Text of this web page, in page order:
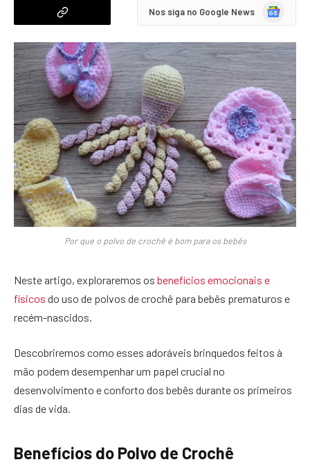
Nos siga no Google News
Google
Por que o polvo de crochê é bom para os bebês
Neste artigo, exploraremos os benefícios emocionais e
físicos do uso de polvos de crochê para bebês prematuros e
recém-nascidos.
Descobriremos como esses adoráveis brinquedos feitos à
mão podem desempenhar um papel crucial no
desenvolvimento e conforto dos bebês durante os primeiros
dias de vida.
Benefícios do Polvo de Crochê